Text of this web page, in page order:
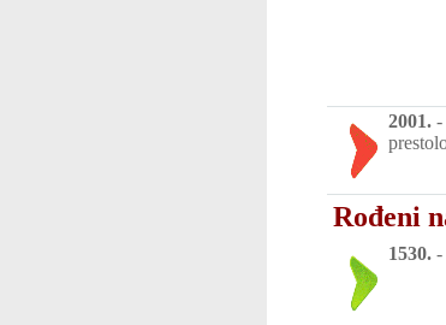
2001. -
Rođeni
1530. -